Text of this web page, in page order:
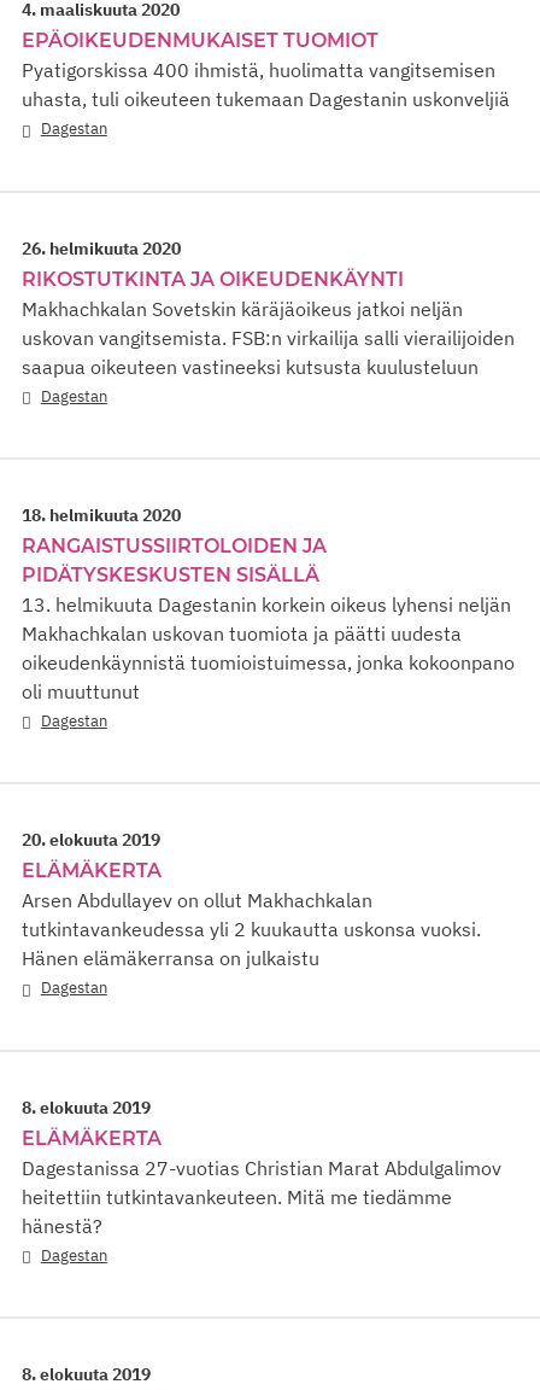
4. maaliskuuta 2020
EPÄOIKEUDENMUKAISET TUOMIOT
Pyatigorskissa 400 ihmistä, huolimatta vangitsemisen
uhasta, tuli oikeuteen tukemaan Dagestanin uskonveljiä
Dagestan
26. helmikuuta 2020
RIKOSTUTKINTA JA OIKEUDENKÄYNTI
Makhachkalan Sovetskin käräjäoikeus jatkoi neljän
uskovan vangitsemista. FSB:n virkailija salli vierailijoiden
saapua oikeuteen vastineeksi kutsusta kuulusteluun
Dagestan
18. helmikuuta 2020
RANGAISTUSSIIRTOLOIDEN JA
PIDÄTYSKESKUSTEN SISÄLLÄ
13. helmikuuta Dagestanin korkein oikeus lyhensi neljän
Makhachkalan uskovan tuomiota ja päätti uudesta
oikeudenkäynnistä tuomioistuimessa, jonka kokoonpano
oli muuttunut
Dagestan
20. elokuuta 2019
ELÄMÄKERTA
Arsen Abdullayev on ollut Makhachkalan
tutkintavankeudessa yli 2 kuukautta uskonsa vuoksi.
Hänen elämäkerransa on julkaistu
Dagestan
8. elokuuta 2019
ELÄMÄKERTA
Dagestanissa 27-vuotias Christian Marat Abdulgalimov
heitettiin tutkintavankeuteen. Mitä me tiedämme
hänestä?
Dagestan
8. elokuuta 2019